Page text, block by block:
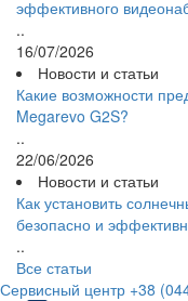
эффективного
..
16/07/2026
Новости и статьи
Какие возможности
Megarevo G2S?
..
22/06/2026
Новости и статьи
Как установить
безопасно и
..
Все статьи
Сервисный центр +38